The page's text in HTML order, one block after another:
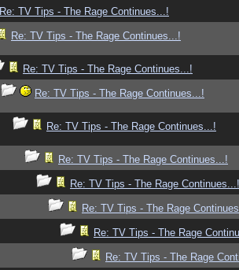
Re: TV Tips - The Rage Continues...!
Re: TV Tips - The Rage Continues...!
Re: TV Tips - The Rage Continues...!
Re: TV Tips - The Rage Continues...!
Re: TV Tips - The Rage Continues...!
Re: TV Tips - The Rage Continues...!
Re: TV Tips - The Rage Continues...!
Re: TV Tips - The Rage
Re: TV Tips - The Rage
Re: TV Tips - The Rage